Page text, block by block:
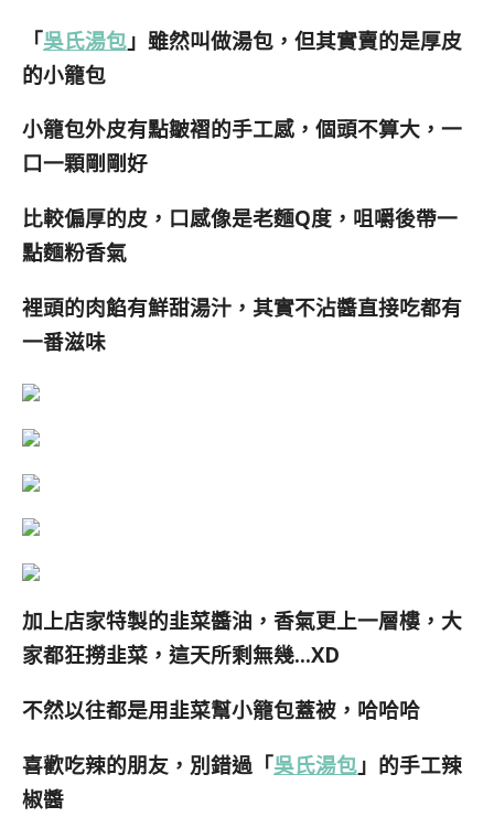
「吳氏湯包 」雖然叫做湯包，但其實賣的是厚皮
的小籠包
小籠包外皮有點皺褶的手工感，個頭不算大，一
口一顆剛剛好
比較偏厚的皮，口感像是老麵Q度，咀嚼後帶一
點麵粉香氣
裡頭的肉餡有鮮甜湯汁，其實不沾醬直接吃都有
一番滋味
加上店家特製的韭菜醬油，香氣更上一層樓，大
家都狂撈韭菜，這天所剩無幾…XD
不然以往都是用韭菜幫小籠包蓋被，哈哈哈
喜歡吃辣的朋友，別錯過「吳氏湯包 」的手工辣
椒醬